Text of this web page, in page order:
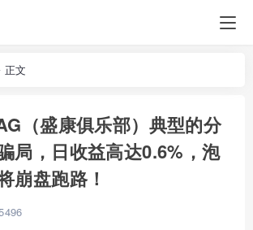
正文
（盛康俱乐部）典型的分
局，日收益高达0.6%，泡
崩盘跑路！